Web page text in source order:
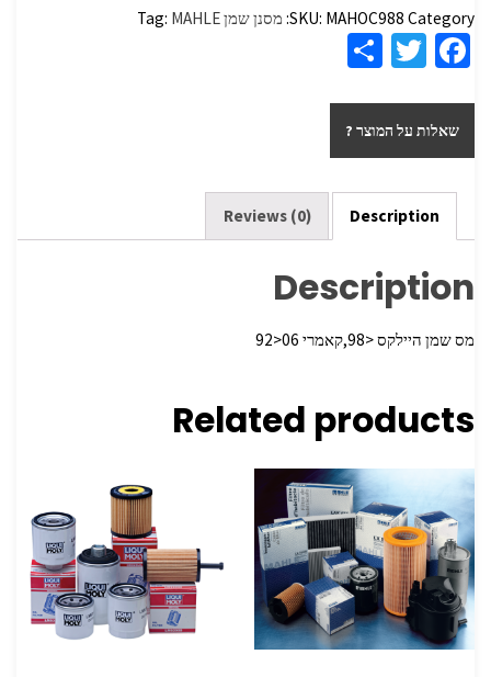
SKU: MAHOC988 Category: מסנן שמן Tag: MAHLE
Fa
b
o
o
k
T
tt
er
ar
e
שאלות על המוצר ?
Description
Reviews (0)
Description
מס שמן היילקס <98,קאמרי 06<92
Related products